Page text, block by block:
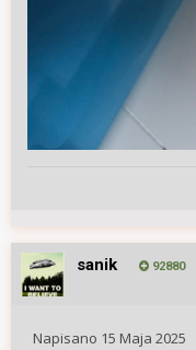
sanik 92880
Napisano 15 Maja 2025